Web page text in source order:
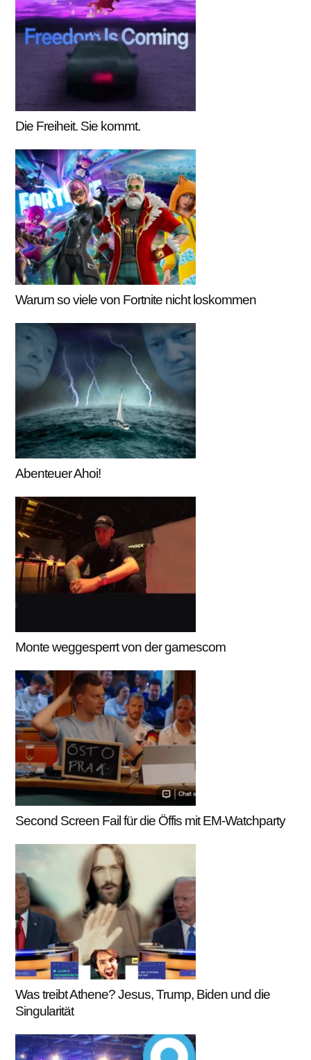
Die Freiheit. Sie kommt.
Warum so viele von Fortnite nicht loskommen
Abenteuer Ahoi!
Monte weggesperrt von der gamescom
Second Screen Fail für die Öffis mit EM-Watchparty
Was treibt Athene? Jesus, Trump, Biden und die
Singularität